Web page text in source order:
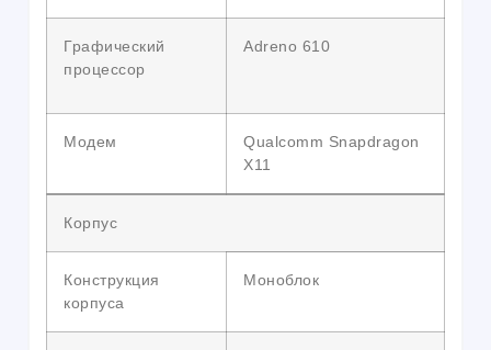
Графический
процессор
Adreno 610
Модем
Qualcomm Snapdragon
X11
Корпус
Конструкция
корпуса
Моноблок